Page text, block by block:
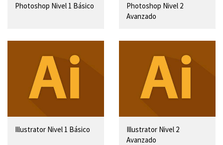
Photoshop Nivel 1 Básico
Photoshop Nivel 2
Avanzado
Illustrator Nivel 1 Básico
Illustrator Nivel 2
Avanzado